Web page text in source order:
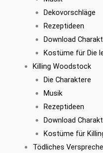
Dekovorschläge
Rezeptideen
Download
Kostüme für Die
Killing Woodstock
Die Charaktere
Musik
Rezeptideen
Download
Kostüme für
Tödliches